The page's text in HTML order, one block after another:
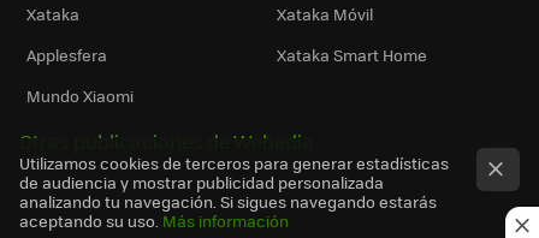
Xataka
Xataka Móvil
Applesfera
Xataka Smart Home
Mundo Xiaomi
Otras publicaciones de Webedia
Utilizamos cookies de terceros para generar estadísticas
de audiencia y mostrar publicidad personalizada
analizando tu navegación. Si sigues navegando estarás
aceptando su uso. Más información